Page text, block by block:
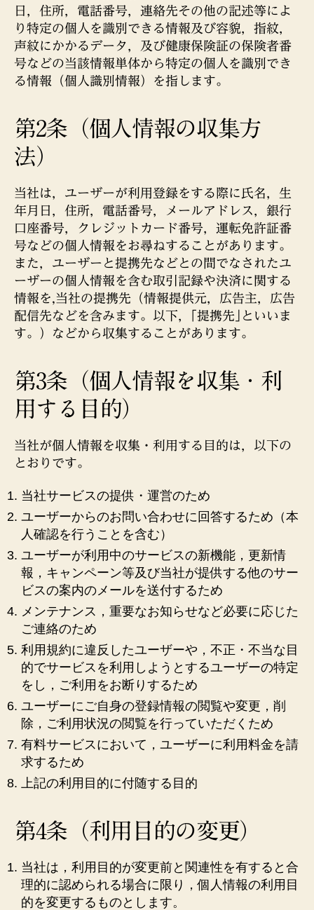
日，住所，電話番号，連絡先その他の記述等によ
り特定の個人を識別できる情報及び容貌，指紋，
声紋にかかるデータ，及び健康保険証の保険者番
号などの当該情報単体から特定の個人を識別でき
る情報（個人識別情報）を指します。
第2条（個人情報の収集方
法）
当社は，ユーザーが利用登録をする際に氏名，生
年月日，住所，電話番号，メールアドレス，銀行
口座番号，クレジットカード番号，運転免許証番
号などの個人情報をお尋ねすることがあります。
また，ユーザーと提携先などとの間でなされたユ
ーザーの個人情報を含む取引記録や決済に関する
情報を,当社の提携先（情報提供元，広告主，広告
配信先などを含みます。以下，｢提携先｣といいま
す。）などから収集することがあります。
第3条（個人情報を収集・利
用する目的）
当社が個人情報を収集・利用する目的は，以下の
とおりです。
当社サービスの提供・運営のため
ユーザーからのお問い合わせに回答するため（本
人確認を行うことを含む）
ユーザーが利用中のサービスの新機能，更新情
報，キャンペーン等及び当社が提供する他のサー
ビスの案内のメールを送付するため
メンテナンス，重要なお知らせなど必要に応じた
ご連絡のため
利用規約に違反したユーザーや，不正・不当な目
的でサービスを利用しようとするユーザーの特定
をし，ご利用をお断りするため
ユーザーにご自身の登録情報の閲覧や変更，削
除，ご利用状況の閲覧を行っていただくため
有料サービスにおいて，ユーザーに利用料金を請
求するため
上記の利用目的に付随する目的
第4条（利用目的の変更）
当社は，利用目的が変更前と関連性を有すると合
理的に認められる場合に限り，個人情報の利用目
的を変更するものとします。